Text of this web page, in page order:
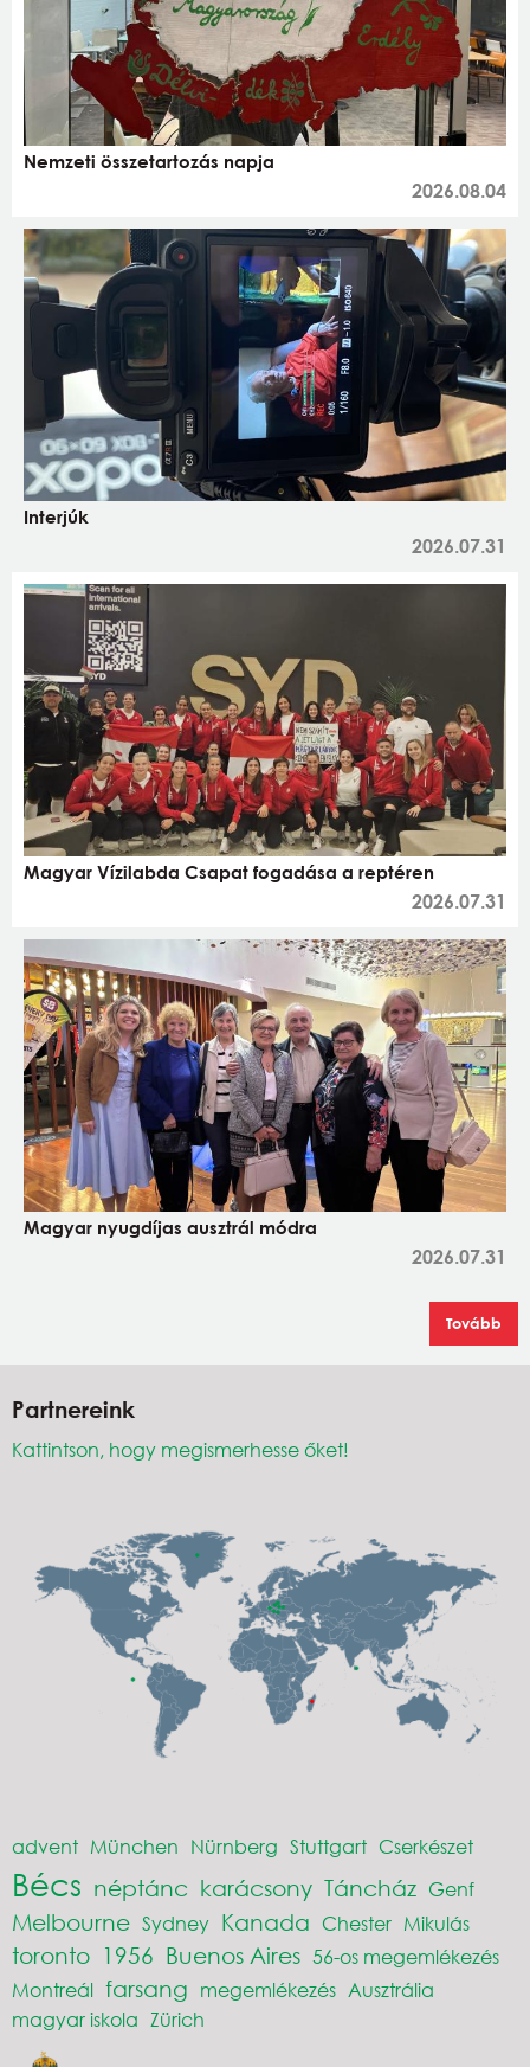
Nemzeti összetartozás napja
2026.08.04
Interjúk
2026.07.31
Magyar Vízilabda Csapat fogadása a reptéren
2026.07.31
Magyar nyugdíjas ausztrál módra
2026.07.31
Tovább
Partnereink
Kattintson, hogy megismerhesse őket!
advent München Nürnberg Stuttgart Cserkészet
Bécs néptánc karácsony Táncház Genf
Melbourne Sydney Kanada Chester Mikulás
toronto 1956 Buenos Aires 56-os megemlékezés
Montreál farsang megemlékezés Ausztrália
magyar iskola Zürich